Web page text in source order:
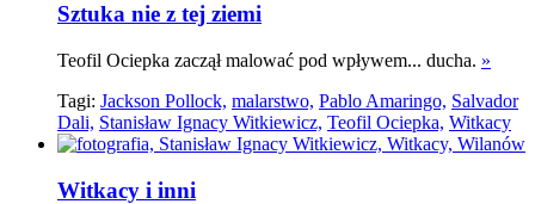
Sztuka nie z tej ziemi
Teofil Ociepka zaczął malować pod wpływem... ducha. »
Tagi: Jackson Pollock, malarstwo, Pablo Amaringo, Salvador
Dali, Stanisław Ignacy Witkiewicz, Teofil Ociepka, Witkacy
Witkacy i inni